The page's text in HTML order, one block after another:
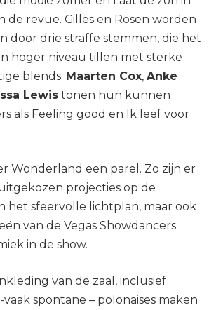
de revue. Gilles en Rosen worden
door drie straffe stemmen, die het
hoger niveau tillen met sterke
blends. Maarten Cox, Anke
Lewis tonen hun kunnen
als Feeling good en Ik leef voor
Wonderland een parel. Zo zijn er
projecties op de
het sfeervolle lichtplan, maar ook
van de Vegas Showdancers
in de show.
van de zaal, inclusief
spontane – polonaises maken